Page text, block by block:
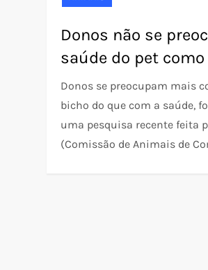
Donos não se
saúde do pet
Donos se preocupam mais
bicho do que com a saúde,
uma pesquisa recente feita
(Comissão de Animais de